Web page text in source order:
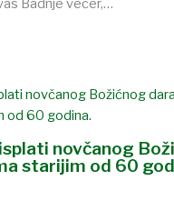
Badnje večer,…
novčanog
starijim od 60